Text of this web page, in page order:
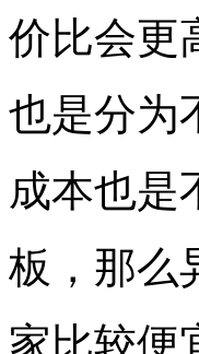
价比会更
也是分为
成本也是
板，那么
家比较便